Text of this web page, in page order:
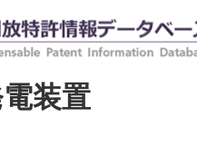
装置